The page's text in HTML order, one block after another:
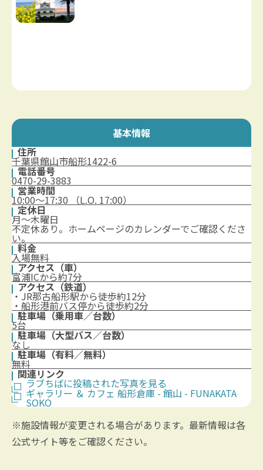
基本情報
住所
千葉県館山市船形1422-6
電話番号
0470-29-3883
営業時間
10:00～17:30 （L.O. 17:00）
定休日
月〜木曜日
不定休あり。ホームページのカレンダーでご確認くださ
い。
料金
入場無料
アクセス（車）
富浦ICから約7分
アクセス（鉄道）
・JR那古船形駅から徒歩約12分
・船形港前バス停から徒歩約2分
駐車場（乗用車／台数）
5台
駐車場（大型バス／台数）
なし
駐車場（有料／無料）
無料
関連リンク
ラブちばに投稿された写真を見る
ギャラリー ＆ カフェ 船形倉庫 - 館山 - FUNAKATA
SOKO
※施設情報が変更される場合があります。最新情報は各
公式サイト等をご確認ください。